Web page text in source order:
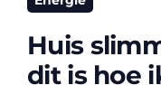
Huis
dit is hoe